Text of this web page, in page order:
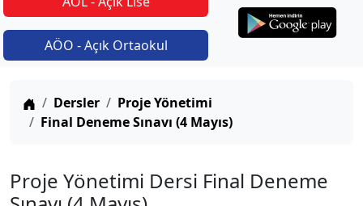
AÖO - Açık Ortaokul
Anasayfa
Dersler
Proje Yönetimi
Final Deneme Sınavı (4 Mayıs)
Proje Yönetimi Dersi Final Deneme